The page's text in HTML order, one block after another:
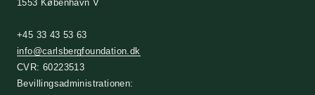
1553 København V
+45 33 43 53 63
info@carlsbergfoundation.dk
CVR: 60223513
Bevillingsadministrationen: